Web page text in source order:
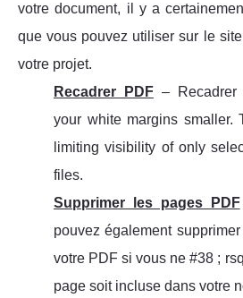
votre document, il y a
que vous pouvez utiliser sur le
votre projet.
Recadrer PDF– Recadrer
your white margins smaller.
limiting visibility of only
files.
Supprimer les pages PDF
pouvez également
votre PDF si vous ne #38 ;
page soit incluse dans votre